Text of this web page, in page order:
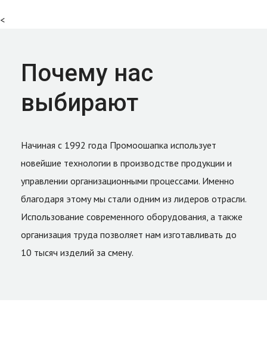
<
Почему нас
выбирают
Начиная с 1992 года Промоошапка использует
новейшие технологии в производстве продукции и
управлении организационными процессами. Именно
благодаря этому мы стали одним из лидеров отрасли.
Использование современного оборудования, а также
организация труда позволяет нам изготавливать до
10 тысяч изделий за смену.